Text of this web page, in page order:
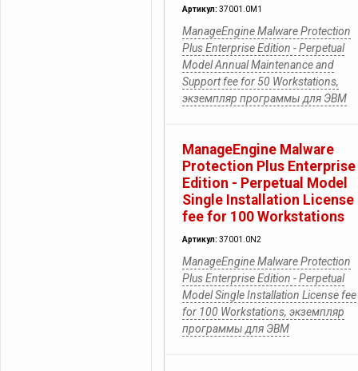
Артикул: 37001.0M1
ManageEngine Malware Protection
Plus Enterprise Edition - Perpetual
Model Annual Maintenance and
Support fee for 50 Workstations,
экземпляр программы для ЭВМ
ManageEngine Malware
Protection Plus Enterprise
Edition - Perpetual Model
Single Installation License
fee for 100 Workstations
Артикул: 37001.0N2
ManageEngine Malware Protection
Plus Enterprise Edition - Perpetual
Model Single Installation License fee
for 100 Workstations, экземпляр
программы для ЭВМ